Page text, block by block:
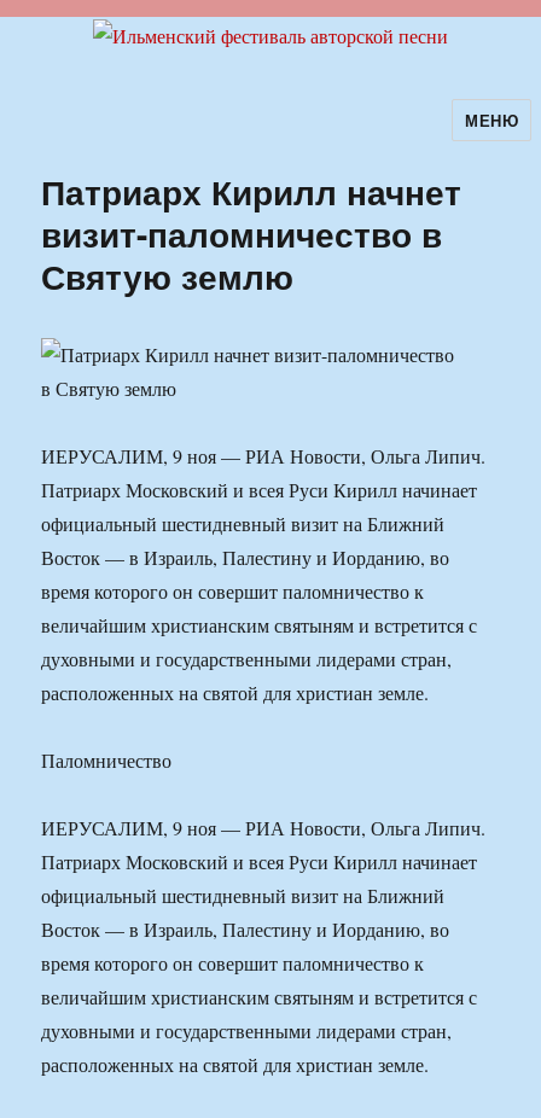
Ильменский фестиваль авторскойМЕНЮ
Патриарх Кирилл начнет
визит-паломничество в
Святую землю
ИЕРУСАЛИМ, 9 ноя — РИА Новости, Ольга Липич.
Патриарх Московский и всея Руси Кирилл начинает
официальный шестидневный визит на Ближний
Восток — в Израиль, Палестину и Иорданию, во
время которого он совершит паломничество к
величайшим христианским святыням и встретится с
духовными и государственными лидерами стран,
расположенных на святой для христиан земле.
Паломничество
ИЕРУСАЛИМ, 9 ноя — РИА Новости, Ольга Липич.
Патриарх Московский и всея Руси Кирилл начинает
официальный шестидневный визит на Ближний
Восток — в Израиль, Палестину и Иорданию, во
время которого он совершит паломничество к
величайшим христианским святыням и встретится с
духовными и государственными лидерами стран,
расположенных на святой для христиан земле.